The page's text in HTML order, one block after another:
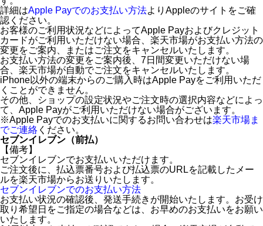
詳細はApple Payでのお支払い方法よりAppleのサイトをご確
認ください。
お客様のご利用状況などによってApple Payおよびクレジット
カードがご利用いただけない場合、楽天市場がお支払い方法の
変更をご案内、またはご注文をキャンセルいたします。
お支払い方法の変更をご案内後、7日間変更いただけない場
合、楽天市場が自動でご注文をキャンセルいたします。
iPhone以外の端末からのご購入時はApple Payをご利用いただ
くことができません。
その他、ショップの設定状況やご注文時の選択内容などによっ
て、Apple Payがご利用いただけない場合がございます。
※Apple Payでのお支払いに関するお問い合わせは楽天市場ま
でご連絡 ください。
セブンイレブン（前払）
【備考】
セブンイレブンでお支払いいただけます。
ご注文後に、払込票番号および払込票のURLを記載したメー
ルを楽天市場からお送りいたします。
セブンイレブンでのお支払い方法
お支払い状況の確認後、発送手続きが開始いたします。お受け
取り希望日をご指定の場合などは、お早めのお支払いをお願い
いたします。